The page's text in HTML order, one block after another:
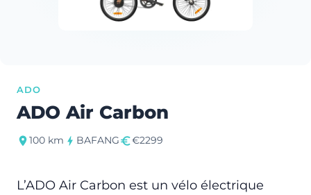
ADO
ADO Air Carbon
100 km BAFANG €2299
L’ADO Air Carbon est un vélo électrique